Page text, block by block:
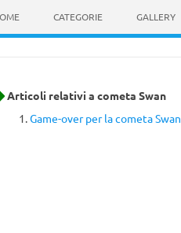
CATEGORIE GALLERY
Articoli relativi a cometa Swan
Game-over per la cometa Swan